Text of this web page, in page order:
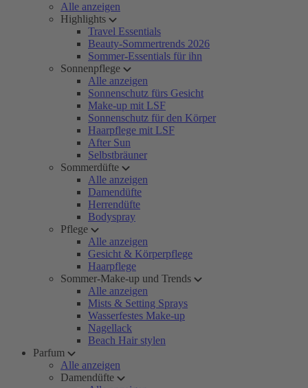
Alle anzeigen
Highlights
Travel Essentials
Beauty-Sommertrends 2026
Sommer-Essentials für ihn
Sonnenpflege
Alle anzeigen
Sonnenschutz fürs Gesicht
Make-up mit LSF
Sonnenschutz für den Körper
Haarpflege mit LSF
After Sun
Selbstbräuner
Sommerdüfte
Alle anzeigen
Damendüfte
Herrendüfte
Bodyspray
Pflege
Alle anzeigen
Gesicht & Körperpflege
Haarpflege
Sommer-Make-up und Trends
Alle anzeigen
Mists & Setting Sprays
Wasserfestes Make-up
Nagellack
Beach Hair stylen
Parfum
Alle anzeigen
Damendüfte